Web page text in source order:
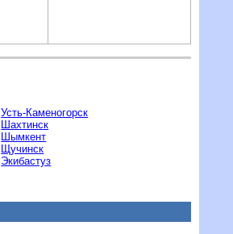
Усть-Каменогорск
Шахтинск
Шымкент
Щучинск
Экибастуз